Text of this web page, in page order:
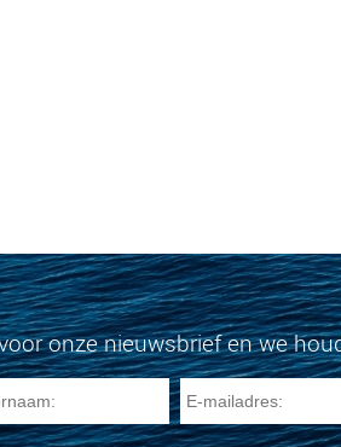
onze nieuwsbrief en we